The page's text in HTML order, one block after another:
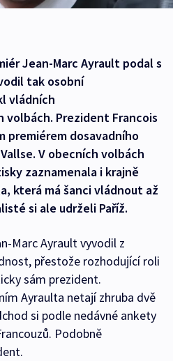
Jean-Marc Ayrault podal s
tak osobní
vládních
volbách. Prezident Francois
premiérem dosavadního
V obecních volbách
zaznamenala i krajně
která má šanci vládnout až
si ale udrželi Paříž.
Marc Ayrault vyvodil z
přestože rozhodující roli
sám prezident.
Ayraulta netají zhruba dvě
si podle nedávné ankety
Podobně